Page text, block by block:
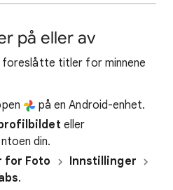
på eller av
foreslåtte titler for minnene
på en Android-enhet.
eller
din.
for Foto
Innstillinger
.